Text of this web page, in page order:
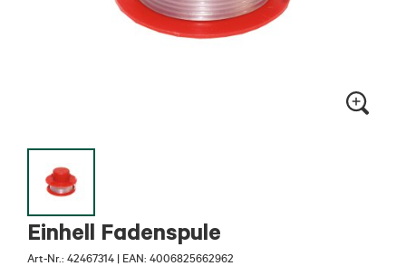
Einhell Fadenspule
Art-Nr.: 42467314 | EAN: 4006825662962